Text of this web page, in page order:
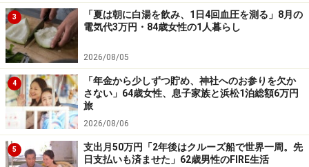
夏ボーナスに関するエピソードを募集中
夏ボーナスに関するエピソードを
ください。エピソードの採用で3000円分のAmazonギフ
ト券をもれなくプレゼント
3
「夏は朝に白湯を飲み、1日4回血圧を測る」8月の
電気代3万円・84歳女性の1人暮らし
2026/08/05
4
「年金から少しずつ貯め、神社へのお参りを欠か
さない」64歳女性、息子家族と浜松1泊総額6万円
旅
2026/08/06
5
支出月50万円「2年後はクルーズ船で世界一周。先
日支払いも済ませた」62歳男性のFIRE生活